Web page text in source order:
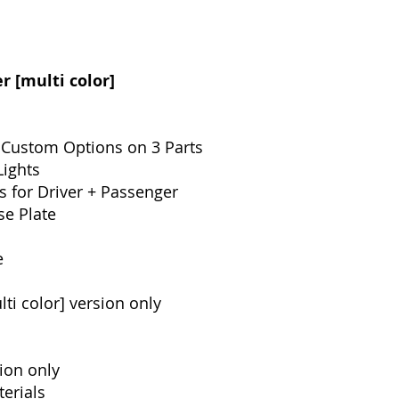
[multi color]
Options on 3 Parts
for Driver + Passenger
Plate
color] version only
only